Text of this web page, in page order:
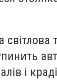
світлова
і